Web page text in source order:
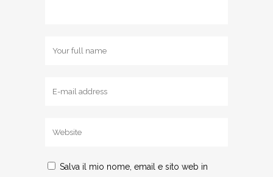
Salva il mio nome, email e sito web in